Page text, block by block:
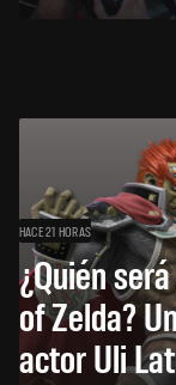
HACE 21 HORAS
¿Quién
of Zelda?
actor Uli